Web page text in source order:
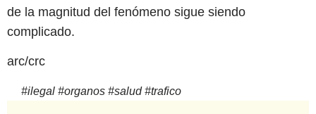
de la magnitud del fenómeno sigue siendo
complicado.
arc/crc
#ilegal #organos #salud#trafico